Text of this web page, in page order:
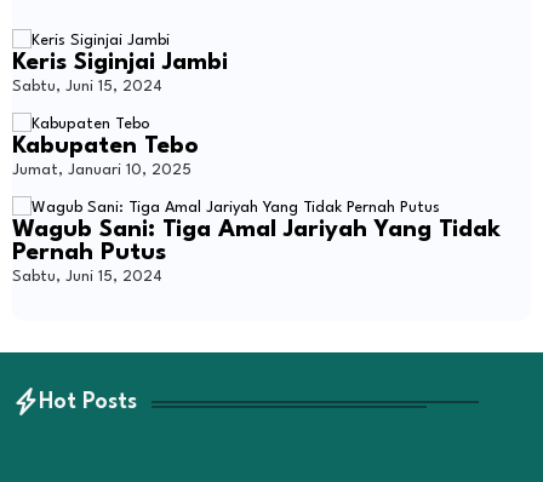
Keris Siginjai Jambi
Sabtu, Juni 15, 2024
Kabupaten Tebo
Jumat, Januari 10, 2025
Wagub Sani: Tiga Amal Jariyah Yang Tidak
Pernah Putus
Sabtu, Juni 15, 2024
Hot Posts